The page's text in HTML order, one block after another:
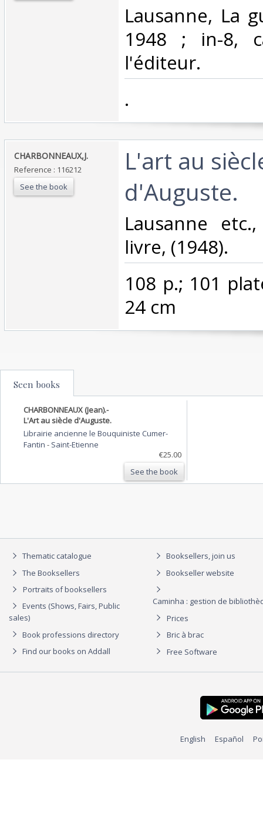
‎Lausanne, La
1948 ; in-8,
l'éditeur.‎
‎.‎
‎CHARBONNEAUX,J. ‎
Reference : 116212
See the book
‎L'art au
d'Auguste. ‎
‎Lausanne
livre, (1948). ‎
‎108 p.; 101
24 cm ‎
Seen books
CHARBONNEAUX (Jean).-
L'Art au siècle d'Auguste.
Librairie ancienne le Bouquiniste Cumer-
Fantin - Saint-Etienne
€25.00
See the book
Thematic catalogue
The Booksellers
Portraits of booksellers
Events (Shows, Fairs, Public
sales)
Book professions directory
Find our books on Addall
Booksellers, join us
Bookseller website
Caminha : gestion de
Prices
Bric à brac
Free Software
English Español